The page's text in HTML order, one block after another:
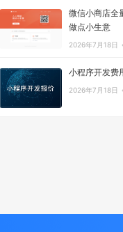
微信小商店全
做点小生意
2026年7月18日
小程序开发费
2026年7月18日